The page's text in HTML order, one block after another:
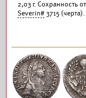
2,03 г. Сохранность
Severin#3715 (черта).